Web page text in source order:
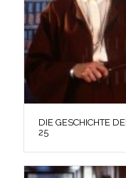
DIE GESCHICHTE
25